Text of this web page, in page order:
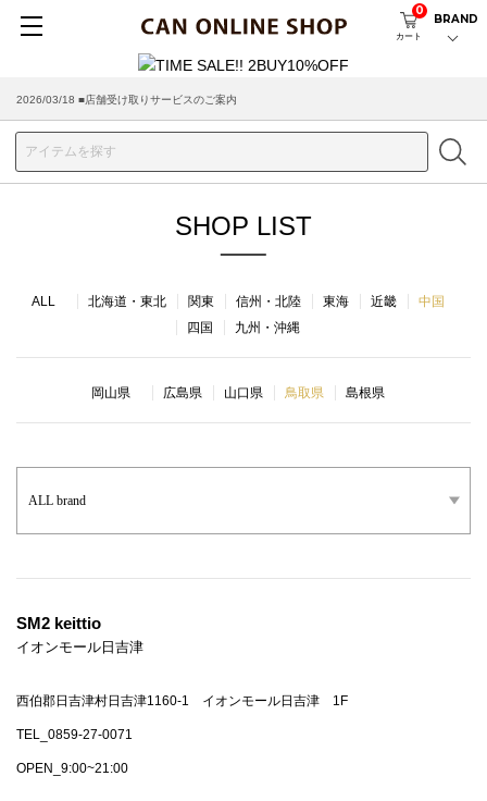
カート
0
BRAND
2026/03/18 ■店舗受け取りサービスのご案内
SHOP LIST
ALL 北海道・東北 関東 信州・北陸 東海 近畿
中国
四国
九州・沖縄
岡山県 広島県 山口県 鳥取県 島根県
SM2 keittio
イオンモール日吉津
西伯郡日吉津村日吉津1160-1 イオンモール日吉津 1F
TEL_0859-27-0071
OPEN_9:00~21:00